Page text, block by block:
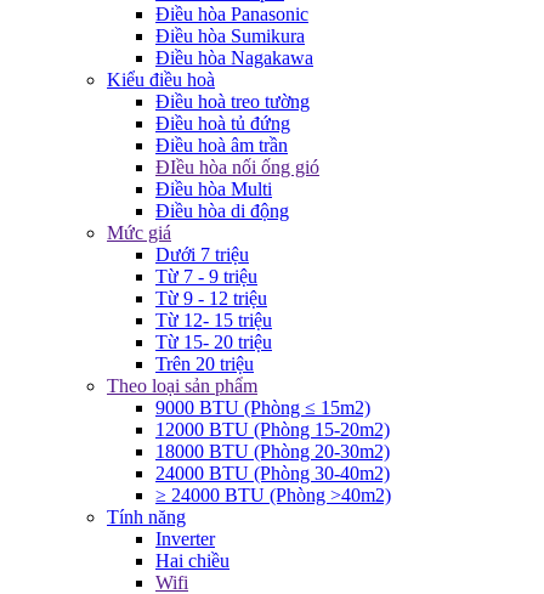
Điều hòa Panasonic
Điều hòa Sumikura
Điều hòa Nagakawa
Kiểu điều hoà
Điều hoà treo tường
Điều hoà tủ đứng
Điều hoà âm trần
ĐIều hòa nối ống gió
Điều hòa Multi
Điều hòa di động
Mức giá
Dưới 7 triệu
Từ 7 - 9 triệu
Từ 9 - 12 triệu
Từ 12- 15 triệu
Từ 15- 20 triệu
Trên 20 triệu
Theo loại sản phẩm
9000 BTU (Phòng ≤ 15m2)
12000 BTU (Phòng 15-20m2)
18000 BTU (Phòng 20-30m2)
24000 BTU (Phòng 30-40m2)
≥ 24000 BTU (Phòng >40m2)
Tính năng
Inverter
Hai chiều
Wifi